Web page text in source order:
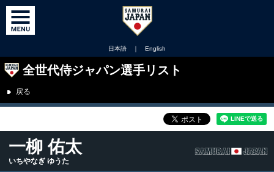
日本語 ｜ English
全世代侍ジャパン選手リスト
戻る
一柳 佑太
いちやなぎ ゆうた